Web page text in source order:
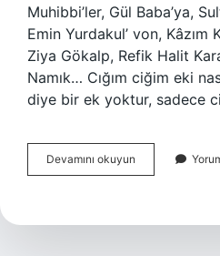
Muhibbi’ler, Gül Baba’ya,
Emin Yurdakul’ von, Kâzım
Ziya Gökalp, Refik Halit
Namık… Cığım ciğim eki
diye bir ek yoktur, sadece
Devamını okuyun
Adlarına
Ayrılır